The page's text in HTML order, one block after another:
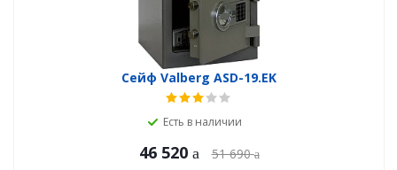
Сейф Valberg ASD-19.EK
Есть в наличии
46 520 51 690